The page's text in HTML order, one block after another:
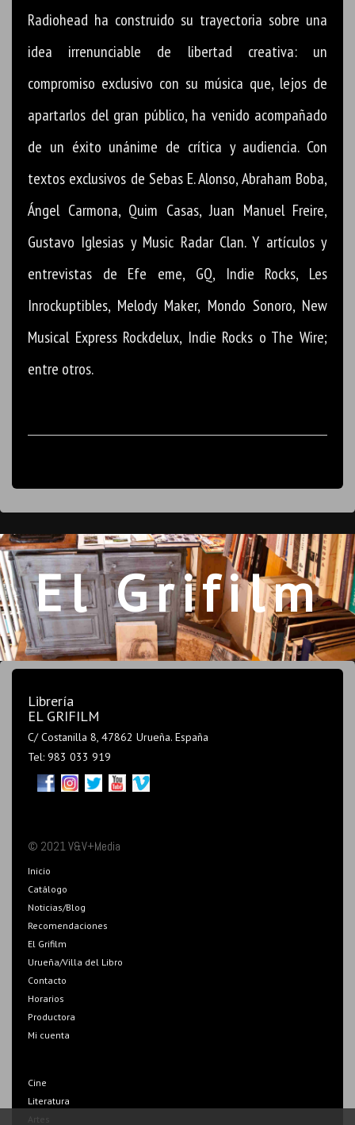
Radiohead ha construido su trayectoria sobre una
idea irrenunciable de libertad creativa: un
compromiso exclusivo con su música que, lejos de
apartarlos del gran público, ha venido acompañado
de un éxito unánime de crítica y audiencia. Con
textos exclusivos de Sebas E. Alonso, Abraham Boba,
Ángel Carmona, Quim Casas, Juan Manuel Freire,
Gustavo Iglesias y Music Radar Clan. Y artículos y
entrevistas de Efe eme, GQ, Indie Rocks, Les
Inrockuptibles, Melody Maker, Mondo Sonoro, New
Musical Express Rockdelux, Indie Rocks o The Wire;
entre otros.
El Grifilm
Librería
EL GRIFILM
C/ Costanilla 8, 47862 Urueña. España
Tel: 983 033 919
© 2021 V&V+Media
Inicio
Catálogo
Noticias/Blog
Recomendaciones
El Grifilm
Urueña/Villa del Libro
Contacto
Horarios
Productora
Mi cuenta
Cine
Literatura
Artes